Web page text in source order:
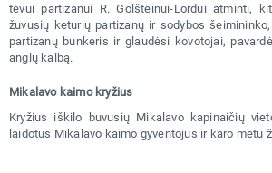
tėvui partizanui R. Golšteinui-Lordui atminti,
žuvusių keturių partizanų ir sodybos
partizanų bunkeris ir glaudėsi kovotojai,
anglų kalbą.
Mikalavo kaimo kryžius
Kryžius iškilo buvusių Mikalavo kapinaičių
laidotus Mikalavo kaimo gyventojus ir karo metu